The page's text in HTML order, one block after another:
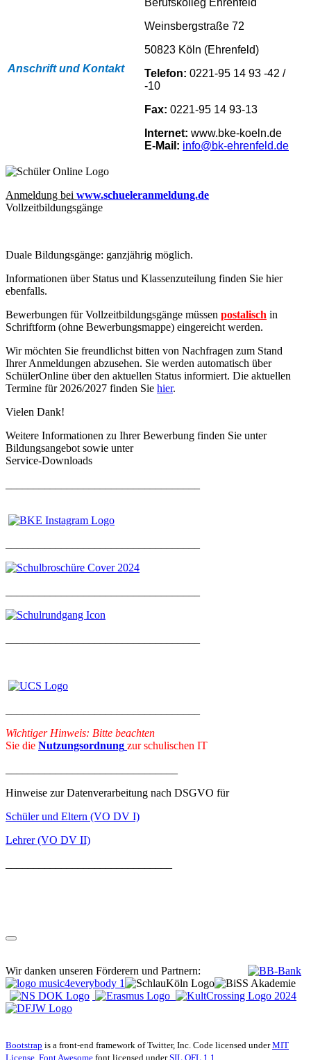
Anschrift und Kontakt
Berufskolleg Ehrenfeld
Weinsbergstraße 72
50823 Köln (Ehrenfeld)
Telefon: 0221-95 14 93 -42 /
-10
Fax: 0221-95 14 93-13
Internet: www.bke-koeln.de
E-Mail: info@bk-ehrenfeld.de
Anmeldung bei www.schueleranmeldung.de
Vollzeitbildungsgänge
Duale Bildungsgänge: ganzjährig möglich.
Informationen über Status und Klassenzuteilung finden Sie hier
ebenfalls.
Bewerbungen für Vollzeitbildungsgänge müssen postalisch in
Schriftform (ohne Bewerbungsmappe) eingereicht werden.
Wir möchten Sie freundlichst bitten von Nachfragen zum Stand
Ihrer Anmeldungen abzusehen. Sie werden automatisch über
SchülerOnline über den aktuellen Status informiert. Die aktuellen
Termine für 2026/2027 finden Sie hier.
Vielen Dank!
Weitere Informationen zu Ihrer Bewerbung finden Sie unter
Bildungsangebot sowie unter
Service-Downloads
Wichtiger Hinweis: Bitte beachten
Sie die Nutzungsordnung zur schulischen IT
Hinweise zur Datenverarbeitung nach DSGVO für
Schüler und Eltern (VO DV I)
Lehrer (VO DV II)
Wir danken unseren Förderern und Partnern:
Bootstrap is a front-end framework of Twitter, Inc. Code licensed underMIT
License. Font Awesome font licensed underSIL OFL 1.1